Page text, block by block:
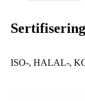
Sertifisering
ISO-, HALAL-,